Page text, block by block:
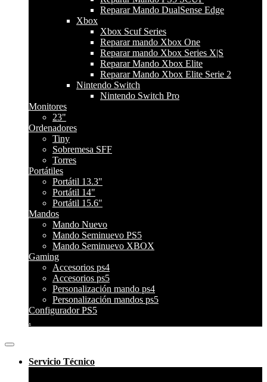
Reparar Mando DualSense Edge
Xbox
Xbox Scuf Series
Reparar mando Xbox One
Reparar mando Xbox Series X|S
Reparar Mando Xbox Elite
Reparar Mando Xbox Elite Serie 2
Nintendo Switch
Nintendo Switch Pro
Monitores
23"
Ordenadores
Tiny
Sobremesa SFF
Torres
Portátiles
Portátil 13.3"
Portátil 14"
Portátil 15.6"
Mandos
Mando Nuevo
Mando Seminuevo PS5
Mando Seminuevo XBOX
Gaming
Accesorios ps4
Accesorios ps5
Personalización mando ps4
Personalización mandos ps5
Configurador PS5
.
Servicio Técnico